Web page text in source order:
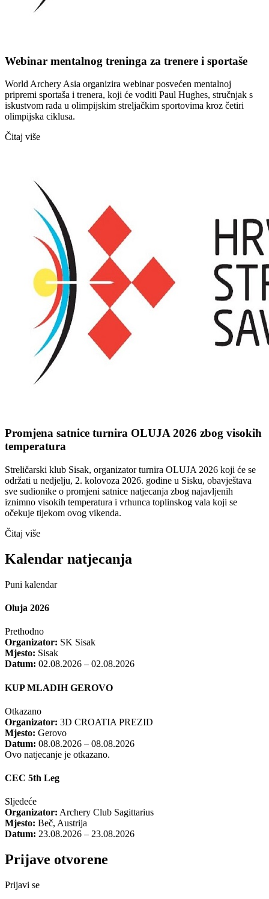
Webinar mentalnog treninga za trenere i sportaše
World Archery Asia organizira webinar posvećen mentalnoj
pripremi sportaša i trenera, koji će voditi Paul Hughes, stručnjak s
iskustvom rada u olimpijskim streljačkim sportovima kroz četiri
olimpijska ciklusa.
Čitaj više
Promjena satnice turnira OLUJA 2026 zbog visokih
temperatura
Streličarski klub Sisak, organizator turnira OLUJA 2026 koji će se
održati u nedjelju, 2. kolovoza 2026. godine u Sisku, obavještava
sve sudionike o promjeni satnice natjecanja zbog najavljenih
iznimno visokih temperatura i vrhunca toplinskog vala koji se
očekuje tijekom ovog vikenda.
Čitaj više
Kalendar natjecanja
Puni kalendar
Oluja 2026
Prethodno
Organizator: SK Sisak
Mjesto: Sisak
Datum: 02.08.2026 – 02.08.2026
KUP MLADIH GEROVO
Otkazano
Organizator: 3D CROATIA PREZID
Mjesto: Gerovo
Datum: 08.08.2026 – 08.08.2026
Ovo natjecanje je otkazano.
CEC 5th Leg
Sljedeće
Organizator: Archery Club Sagittarius
Mjesto: Beč, Austrija
Datum: 23.08.2026 – 23.08.2026
Prijave otvorene
Prijavi se